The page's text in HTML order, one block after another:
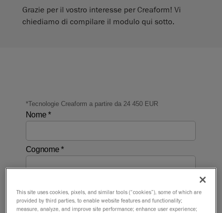
Grazie per il vostro interesse per Creaform! Vi
chiediamo di compilare il modulo qui sotto.
This site uses cookies, pixels, and similar tools (“cookies”), some of which are
provided by third parties, to enable website features and functionality;
measure, analyze, and improve site performance; enhance user experience;